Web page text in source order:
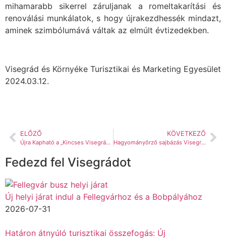
mihamarabb sikerrel záruljanak a romeltakarítási és
renoválási munkálatok, s hogy újrakezdhessék mindazt,
aminek szimbólumává váltak az elmúlt évtizedekben.
Visegrád és Környéke Turisztikai és Marketing Egyesület
2024.03.12.
ELŐZŐ
Újra Kapható a „Kincses Visegrád” képeskönyv a TDM irodában, s megérkeztek a Visegrád 700 emlékérmek is
KÖVETKEZŐ
Hagyományőrző sajbázás Visegrádon
Fedezd fel Visegrádot
Új helyi járat indul a Fellegvárhoz és a Bobpályához
2026-07-31
Határon átnyúló turisztikai összefogás: Új